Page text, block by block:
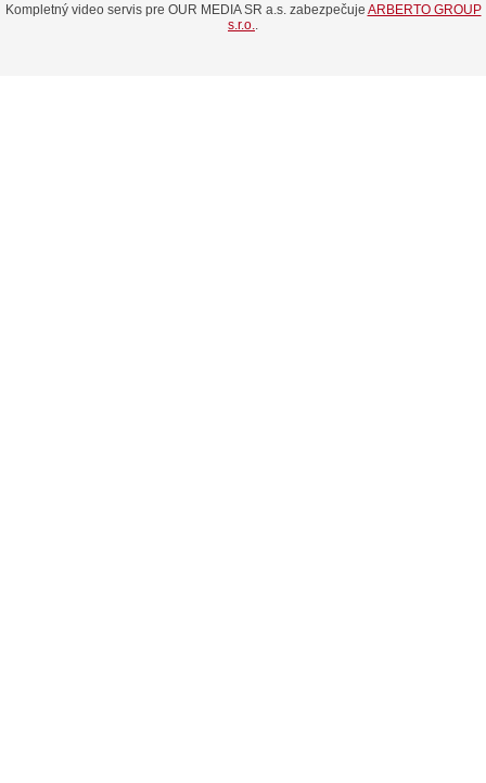
Kompletný video servis pre OUR MEDIA SR a.s. zabezpečuje ARBERTO GROUP
s.r.o..